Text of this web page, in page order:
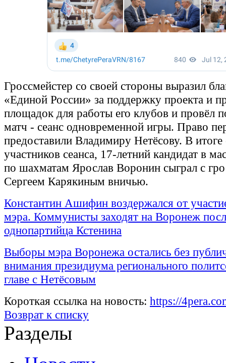
Гроссмейстер со своей стороны выразил
«Единой России» за поддержку проекта и
площадок для работы его клубов и провёл
матч - сеанс одновременной игры. Право
предоставили Владимиру Нетёсову. В итоге
участников сеанса, 17-летний кандидат в
по шахматам Ярослав Воронин сыграл с
Сергеем Карякиным вничью.
Константин Ашифин воздержался от
мэра. Коммунисты заходят на Воронеж
однопартийца Кстенина
Выборы мэра Воронежа остались без
внимания президиума регионального
главе с Нетёсовым
Короткая ссылка на новость: https://
Возврат к списку
Разделы